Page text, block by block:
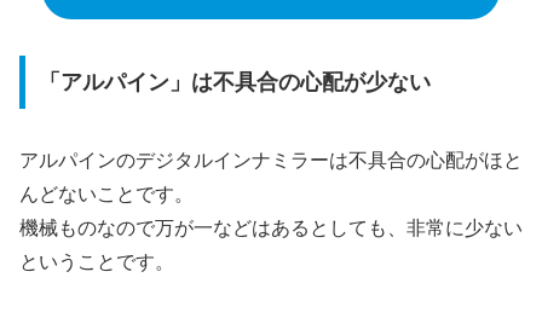
「アルパイン」は不具合の心配が少ない
アルパインのデジタルインナミラーは不具合の心配がほと
んどないことです。
機械ものなので万が一などはあるとしても、非常に少ない
ということです。